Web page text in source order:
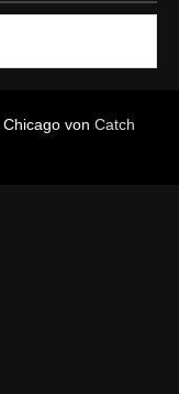
Chicago von Catch